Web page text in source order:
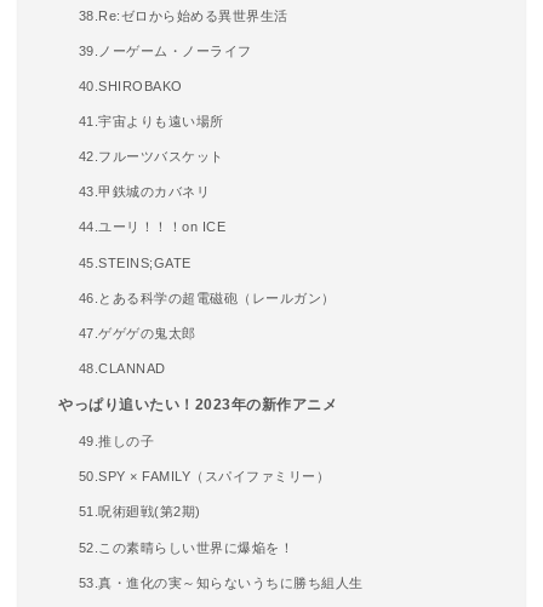
38.Re:ゼロから始める異世界生活
39.ノーゲーム・ノーライフ
40.SHIROBAKO
41.宇宙よりも遠い場所
42.フルーツバスケット
43.甲鉄城のカバネリ
44.ユーリ！！！on ICE
45.STEINS;GATE
46.とある科学の超電磁砲（レールガン）
47.ゲゲゲの鬼太郎
48.CLANNAD
やっぱり追いたい！2023年の新作アニメ
49.推しの子
50.SPY × FAMILY（スパイファミリー）
51.呪術廻戦(第2期)
52.この素晴らしい世界に爆焔を！
53.真・進化の実～知らないうちに勝ち組人生